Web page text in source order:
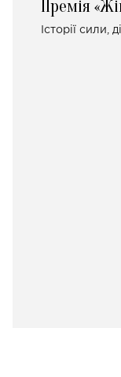
Премія
Історії сили,